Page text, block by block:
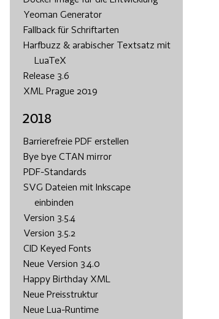
Yeoman Generator
Fallback für Schriftarten
Harfbuzz & arabischer Textsatz mit
LuaTeX
Release 3.6
XML Prague 2019
2018
Barrierefreie PDF erstellen
Bye bye CTAN mirror
PDF-Standards
SVG Dateien mit Inkscape
einbinden
Version 3.5.4
Version 3.5.2
CID Keyed Fonts
Neue Version 3.4.0
Happy Birthday XML
Neue Preisstruktur
Neue Lua-Runtime